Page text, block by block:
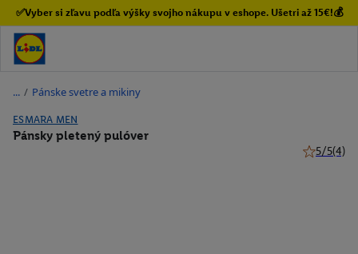
✅Vyber si zľavu podľa výšky svojho nákupu v eshope. Ušetri až 15€!💰
/ Pánske svetre a mikiny
ESMARA MEN
Pánsky pletený pulóver
5/5(4)